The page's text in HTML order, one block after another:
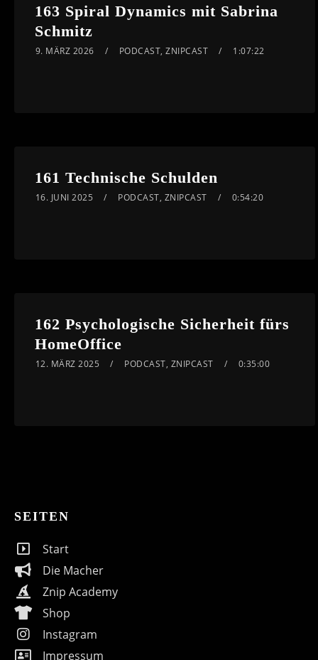
163 Spiral Dynamics mit Sabrina
Schmitz
9. MÄRZ 2026 PODCAST,ZNIPCAST 1:07:22
161 Technische Schulden
16. JUNI 2025 PODCAST, ZNIPCAST 0:54:20
162 Psychologische Sicherheit fürs
HomeOffice
12. MÄRZ 2025 PODCAST, ZNIPCAST 0:35:00
SEITEN
Start
Die Macher
Znip Academy
Shop
Instagram
Impressum